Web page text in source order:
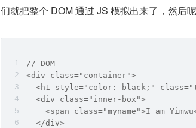
们就把整个 DOM 通过 JS 模拟出来了，然后
// DOM
<div class="container">
<h1 style="color: black;"
  <div class="inner-box">
<span class="myname">I am
  </div>